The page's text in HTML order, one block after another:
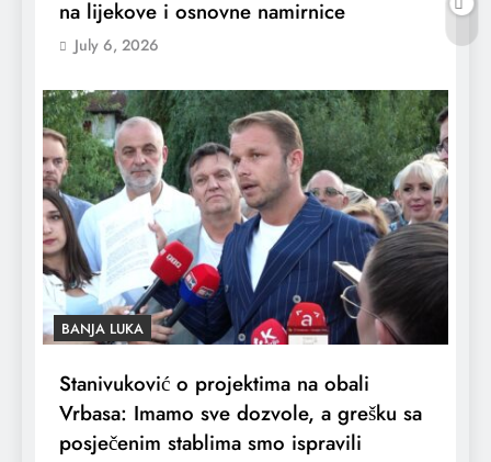
na lijekove i osnovne namirnice
July 6, 2026
BANJA LUKA
Stanivuković o projektima na obali
Vrbasa: Imamo sve dozvole, a grešku sa
posječenim stablima smo ispravili